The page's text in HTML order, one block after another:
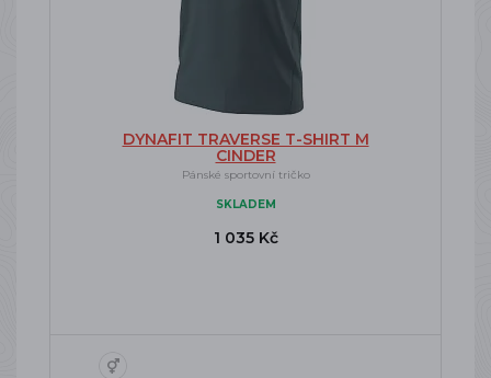
DYNAFIT TRAVERSE T-SHIRT M
CINDER
Pánské sportovní tričko
SKLADEM
1 035 Kč